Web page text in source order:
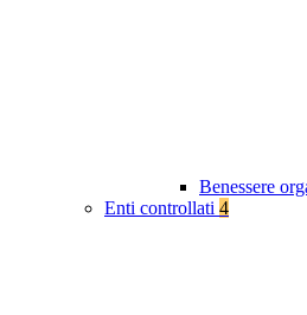
Benessere
Enti controllati 4